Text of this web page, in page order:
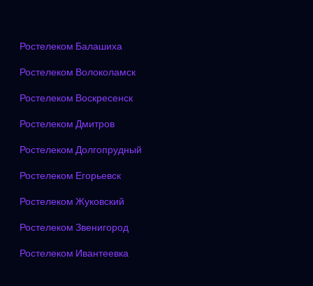
Ростелеком Балашиха
Ростелеком Волоколамск
Ростелеком Воскресенск
Ростелеком Дмитров
Ростелеком Долгопрудный
Ростелеком Егорьевск
Ростелеком Жуковский
Ростелеком Звенигород
Ростелеком Ивантеевка